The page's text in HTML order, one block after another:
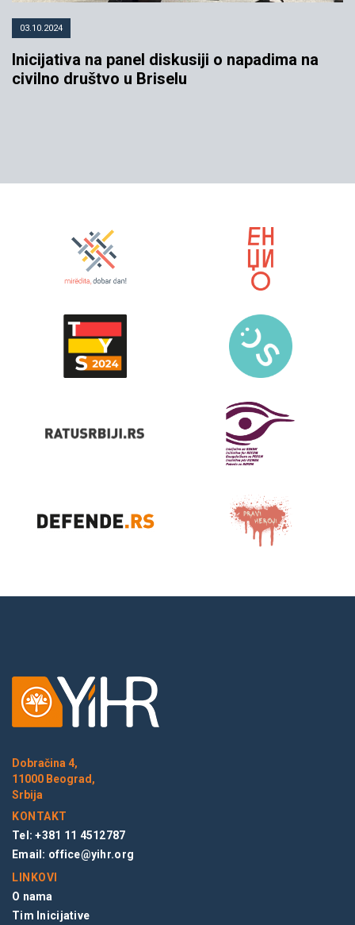
03.10.2024
Inicijativa na panel diskusiji o napadima na
civilno društvo u Briselu
Dobračina 4,
11000 Beograd,
Srbija
KONTAKT
Tel: +381 11 4512787
Email: office@yihr.org
LINKOVI
O nama
Tim Inicijative